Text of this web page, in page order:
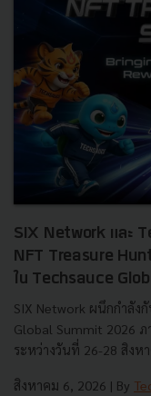
SIX Network และ
NFT Treasure
ใน Techsauce
SIX Network ผนึกกำลัง
Global Summit 2026
ระหว่างวันที่ 26-28 สิงห
สิงหาคม 6, 2026 | By